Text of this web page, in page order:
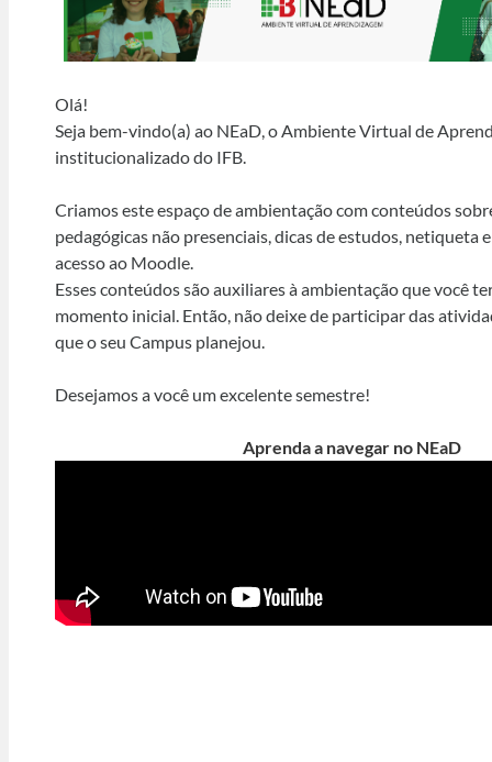
Olá!
Seja bem-vindo(a) ao NEaD, o Ambiente Virtual de
institucionalizado do IFB.
Criamos este espaço de ambientação com conteúdos
pedagógicas não presenciais, dicas de estudos, netiqueta
acesso ao Moodle.
Esses conteúdos são auxiliares à ambientação que você
momento inicial. Então, não deixe de participar das
que o seu Campus planejou.
Desejamos a você um excelente semestre!
Aprenda a navegar no NEaD